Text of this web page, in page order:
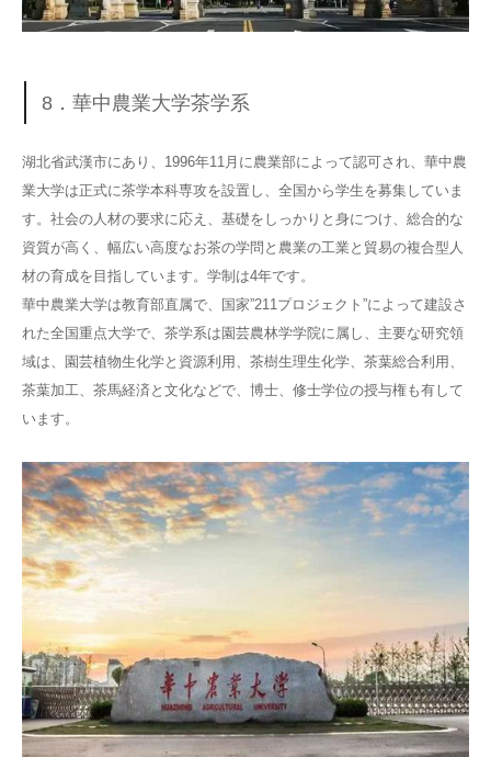
8．華中農業大学茶学系
湖北省武漢市にあり、1996年11月に農業部によって認可され、華中農
業大学は正式に茶学本科専攻を設置し、全国から学生を募集していま
す。社会の人材の要求に応え、基礎をしっかりと身につけ、総合的な
資質が高く、幅広い高度なお茶の学問と農業の工業と貿易の複合型人
材の育成を目指しています。学制は4年です。
華中農業大学は教育部直属で、国家”211プロジェクト”によって建設さ
れた全国重点大学で、茶学系は園芸農林学学院に属し、主要な研究領
域は、園芸植物生化学と資源利用、茶樹生理生化学、茶葉総合利用、
茶葉加工、茶馬経済と文化などで、博士、修士学位の授与権も有して
います。